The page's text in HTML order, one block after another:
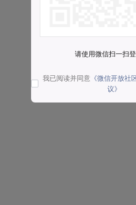
请使用微信扫一扫
我已阅读并同意 《微信开放社
议》